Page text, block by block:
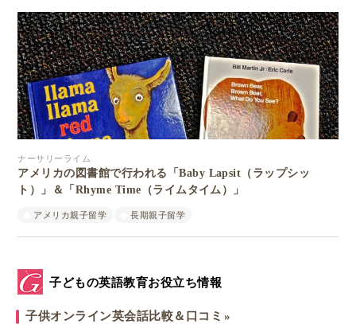
ナーサリーライム
アメリカの図書館で行われる「Baby Lapsit（ラップシッ
ト）」＆「Rhyme Time（ライムタイム）」
アメリカ親子留学 長期親子留学
子どもの英語教育お役立ち情報
子供オンライン英会話比較＆口コミ